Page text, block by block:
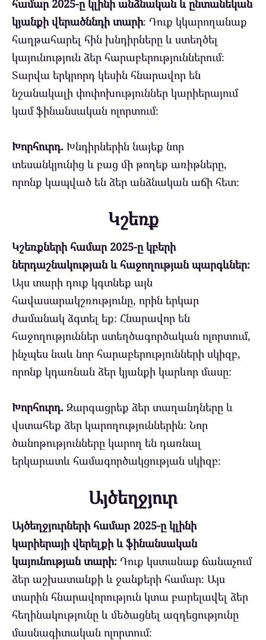
համար 2025-ը կլինի անձնական և ընտանեկան
կյանքի վերածննդի տարի։ Դուք կկարողանաք
հաղթահարել հին խնդիրները և ստեղծել
կայունություն ձեր հարաբերություններում։
Տարվա երկրորդ կեսին հնարավոր են
նշանակալի փոփոխություններ կարիերայում
կամ ֆինանսական ոլորտում։
Խորհուրդ. Խնդիրներին նայեք նոր
տեսանկյունից և բաց մի թողեք առիթները,
որոնք կապված են ձեր անձնական աճի հետ։
Կշեռք
Կշեռքների համար 2025-ը կբերի
ներդաշնակության և հաջողության պարգևներ։
Այս տարի դուք կգտնեք այն
հավասարակշռությունը, որին երկար
ժամանակ ձգտել եք։ Հնարավոր են
հաջողություններ ստեղծագործական ոլորտում,
ինչպես նաև նոր հարաբերությունների սկիզբ,
որոնք կդառնան ձեր կյանքի կարևոր մասը։
Խորհուրդ. Զարգացրեք ձեր տաղանդները և
վստահեք ձեր կարողություններին։ Նոր
ծանոթությունները կարող են դառնալ
երկարատև համագործակցության սկիզբ։
Այծեղջյուր
Այծեղջյուրների համար 2025-ը կլինի
կարիերայի վերելքի և ֆինանսական
կայունության տարի։ Դուք կստանաք ճանաչում
ձեր աշխատանքի և ջանքերի համար։ Այս
տարին հնարավորություն կտա բարելավել ձեր
հեղինակությունը և մեծացնել ազդեցությունը
մասնագիտական ոլորտում։